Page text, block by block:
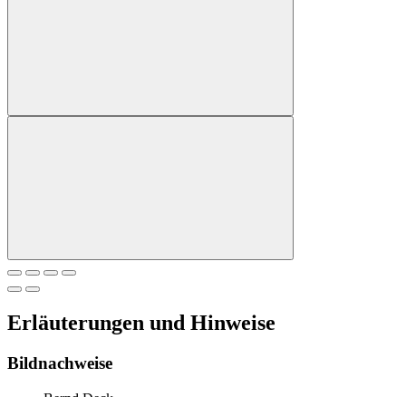
Erläuterungen und Hinweise
Bildnachweise